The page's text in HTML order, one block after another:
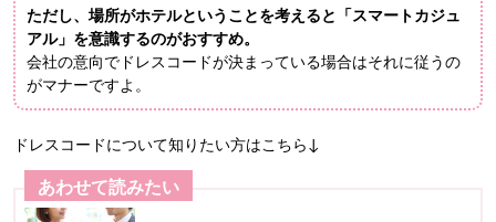
ただし、場所がホテルということを考えると「スマートカジュ
アル」を意識するのがおすすめ。
会社の意向でドレスコードが決まっている場合はそれに従うの
がマナーですよ。
ドレスコードについて知りたい方はこちら↓
あわせて読みたい